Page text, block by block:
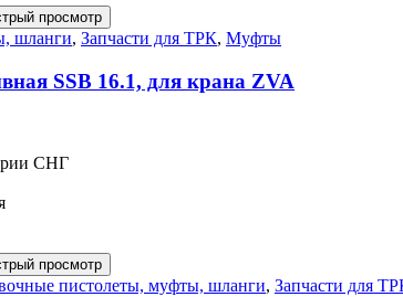
просмотр
шланги, Запчасти для ТРК, Муфты
SSB 16.1, для крана ZVA
СНГ
просмотр
пистолеты, муфты, шланги, Запчасти для